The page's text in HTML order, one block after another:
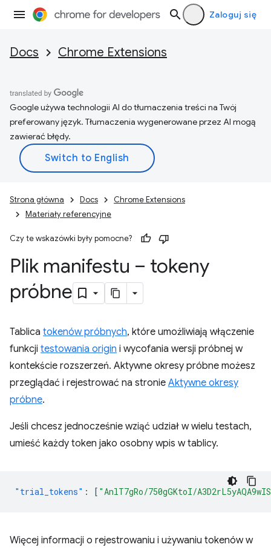
Zaloguj się
Docs Chrome Extensions
Google używa technologii AI do tłumaczenia treści na Twój
preferowany język. Tłumaczenia wygenerowane przez AI mogą
zawierać błędy.
Strona główna Docs
Chrome Extensions
Materiały referencyjne
Czy te wskazówki były pomocne?
Plik manifestu – tokeny
próbne
Tablica tokenów próbnych, które umożliwiają włączenie
funkcji testowania origin i wycofania wersji próbnej w
kontekście rozszerzeń. Aktywne okresy próbne możesz
przeglądać i rejestrować na stronie Aktywne okresy
próbne.
Jeśli chcesz jednocześnie wziąć udział w wielu testach,
umieść każdy token jako osobny wpis w tablicy.
"trial_tokens" : [ "AnlT7gRo/750gGKtoI/
Więcej informacji o rejestrowaniu i używaniu tokenów w